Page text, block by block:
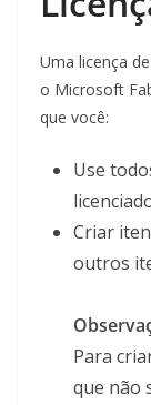
Uma licença
o Microsoft
que você:
Use
Criar
outros
Para
que não